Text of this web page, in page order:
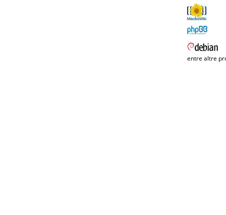
entre altre